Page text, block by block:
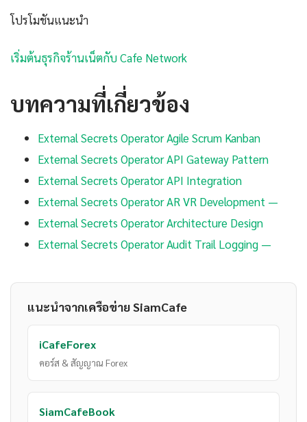
โปรโมชันแนะนำ
เริ่มต้นธุรกิจร้านเน็ตกับ Cafe Network
บทความที่เกี่ยวข้อง
External Secrets Operator Agile Scrum Kanban
External Secrets Operator API Gateway Pattern
External Secrets Operator API Integration
External Secrets Operator AR VR Development —
External Secrets Operator Architecture Design
External Secrets Operator Audit Trail Logging —
แนะนำจากเครือข่าย SiamCafe
iCafeForex
คอร์ส & สัญญาณ Forex
SiamCafeBook